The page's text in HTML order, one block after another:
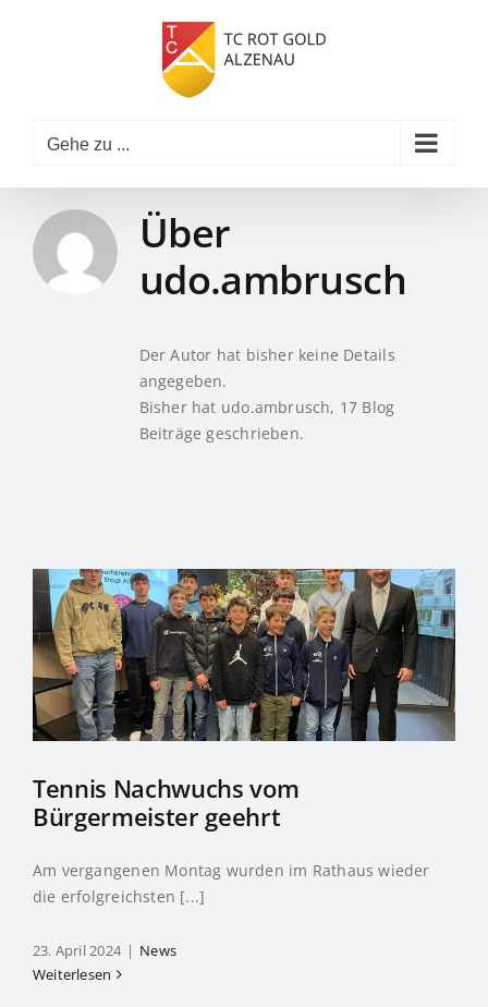
Gehe zu ...
Über
udo.ambrusch
Der Autor hat bisher keine Details
angegeben.
Bisher hat udo.ambrusch, 17 Blog
Beiträge geschrieben.
Tennis Nachwuchs vom
Bürgermeister geehrt
Am vergangenen Montag wurden im Rathaus wieder
die erfolgreichsten [...]
23. April 2024 | News
Weiterlesen